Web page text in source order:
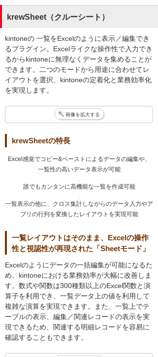
krewSheet（クルーシート）
kintoneの 一覧をExcelのように表示／編集でき
るプラグイン。Excelライクな操作性で入力でき
るからkintoneに無理なくデータを集めることが
できます。二つのモードから用途に合わせてレ
イアウトを選択、kintoneの定着化と業務効率化
を実現します。
画像を拡大する
krewSheetの特長
Excel感覚でコピー&ペーストによるデータの編集や、
一覧性の高いデータ表示が可能
誰でもカンタンに高機能な一覧を作成可能
一覧表示の他に、クロス集計しながらのデータ入力やア
プリの行列を変換したレイアウトを実現可能
一覧レイアウトはそのまま、Excelの操作
性と視認性が再現された「Sheetモード」
Excelのようにデータの一括編集が可能になるた
め、kintoneにおける業務効率が大幅に改善しま
す。数式や関数は300種類以上のExcel関数と演
算子を利用でき、一覧データ上の値を利用して
複雑な演算を実現できます。また、一覧上でテ
ーブルの表示、編集／関連レコードの表示を実
現できるため、関連する明細レコードを容易に
確認することもできます。